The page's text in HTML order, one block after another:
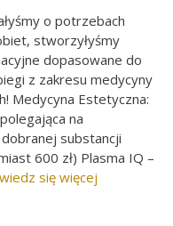
o potrzebach
stworzyłyśmy
dopasowane do
z zakresu medycyny
Medycyna Estetyczna:
na
substancji
600 zł) Plasma IQ –
się więcej